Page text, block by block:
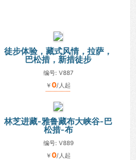
徒步体验，藏式风情，拉萨，
巴松措，新措徒步
编号: V887
￥0/人起
林芝进藏-雅鲁藏布大峡谷-巴
松措-布
编号: V889
￥0/人起